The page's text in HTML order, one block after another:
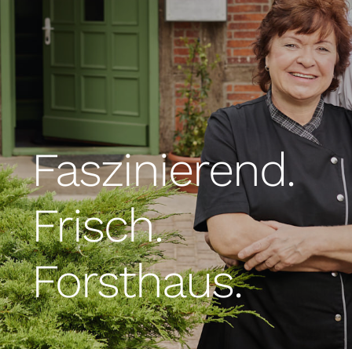
Faszinierend.
Frisch.
Forsthaus.